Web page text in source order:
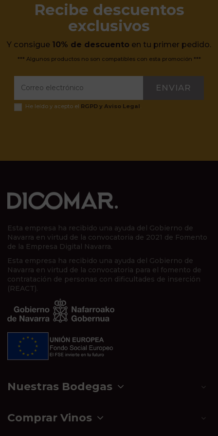
Recibe descuentos
exclusivos
Y consigue 10% de descuento en tu primer pedido.
*** Algunos productos no son compatibles con esta promoción ***
ENVIAR
He leído y acepto el RGPD y Aviso Legal.
Esta empresa ha recibido una ayuda del Gobierno de
Navarra en virtud de la convocatoria de 2021 de Fomento
de la Empresa Digital Navarra.
Esta empresa ha recibido una ayuda del Gobierno de
Navarra en virtud de la convocatoria para el fomento de
contratación de personas con dificultades de inserción
(REACT).
Nuestras Bodegas
Comprar Vinos